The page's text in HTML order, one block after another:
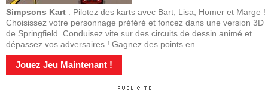
Simpsons Kart : Pilotez des karts avec Bart, Lisa, Homer et Marge !
Choisissez votre personnage préféré et foncez dans une version 3D
de Springfield. Conduisez vite sur des circuits de dessin animé et
dépassez vos adversaires ! Gagnez des points en...
Jouez Jeu Maintenant !